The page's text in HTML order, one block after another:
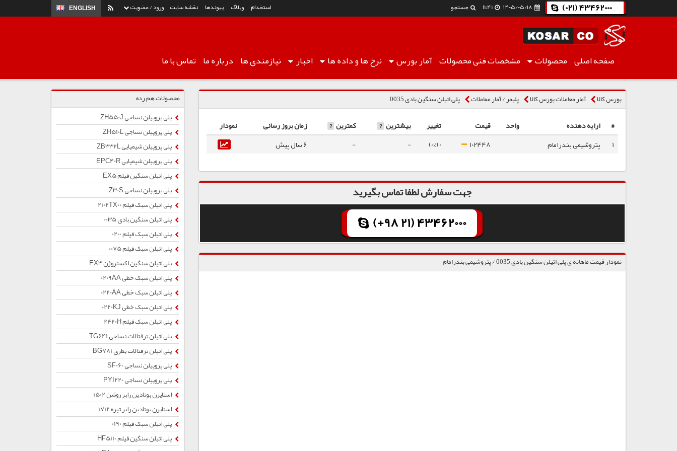
ورود / عضویت ENGLISH استخدام وبلاگ پیوندها نقشه سایت (021) 43462000
11:41 جستجو
صفحه اصلی محصولات مشخصات فنیمحصولات آماربورس نرخ هاو داده ها اخبار نیازمندی ها درباره ما تماس با ما پلی اتیلن سنگین بادی 0035
بورس کالا آمار معاملات بورس کالا پلیمر / آمار معاملات پلی اتیلن سنگین بادی 0035
# ارایه دهنده واحد قیمت تغییر بیشترین ? کمترین ? زمان بروز رسانی
نمودار
1
پتروشیمی بندرامام 102448
0 (0%)
-
- 6 سال پیش
جهت سفارش لطفا تماس بگیرید
(+98 21) 43462000
نمودار قیمت ماهانه ی پلی اتیلن سنگین بادی 0035 / پتروشیمی بندرامام
محصولات هم رده
پلی پروپیلن نساجی ZH550J
پلی پروپیلن نساجی ZH510L
پلی پروپیلن شیمیایی ZB332L
پلی پروپیلن شیمیایی EPC40R
پلی اتیلن سنگین فیلم EX5
پلی پروپیلن نساجی Z30S
پلی اتیلن سبک فیلم 2102TX00
پلی اتیلن سنگین بادی 0035
پلی اتیلن سبک فیلم 0200
پلی اتیلن سبک فیلم 0075
پلی اتیلن سنگین اکستروژن EX3
پلی اتیلن سبک خطی 0209AA
پلی اتیلن سبک خطی 0220AA
پلی اتیلن سبک خطی 0220KJ
پلی اتیلن سبک فیلم 2420H
پلی اتیلن ترفتالات نساجی TG641
پلی اتیلن ترفتالات بطری BG781
پلی پروپیلن نساجی SF060
پلی پروپیلن نساجی PYI220
استایرن بوتادین رابر روشن 1502
استایرن بوتادین رابر تیره 1712
پلی اتیلن سبک فیلم 0190
پلی اتیلن سنگین فیلم HF5110